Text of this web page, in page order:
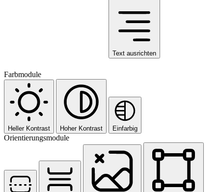
Text ausrichten
Farbmodule
Heller Kontrast Hoher Kontrast Einfarbig
Orientierungsmodule